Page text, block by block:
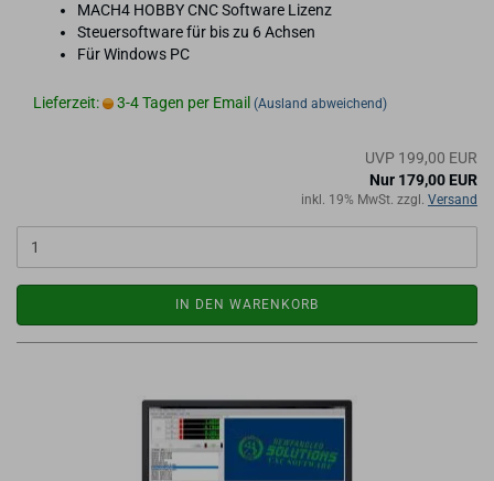
MACH4 HOBBY CNC Soft­ware Li­zenz
Steu­er­soft­ware für bis zu 6 Ach­sen
Für Win­dows PC
Lieferzeit: 3-4 Tagen per Email (Ausland abweichend)
UVP 199,00 EUR
Nur 179,00 EUR
inkl. 19% MwSt. zzgl. Versand
IN DEN WARENKORB